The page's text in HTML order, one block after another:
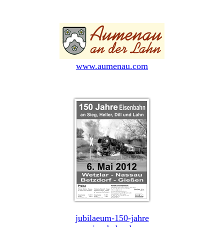
www.aumenau.com
jubilaeum-150-jahre